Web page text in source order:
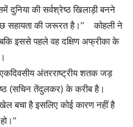
दुनिया की सर्वश्रेष्ठ खिलाड़ी बनने
की जरूरत है।’’ कोहली ने
इससे पहले वह दक्षिण अफ्रीका के
अंतरराष्ट्रीय शतक जड़
(सचिन तेंदुलकर) के करीब है।
है इसलिए कोई कारण नहीं है